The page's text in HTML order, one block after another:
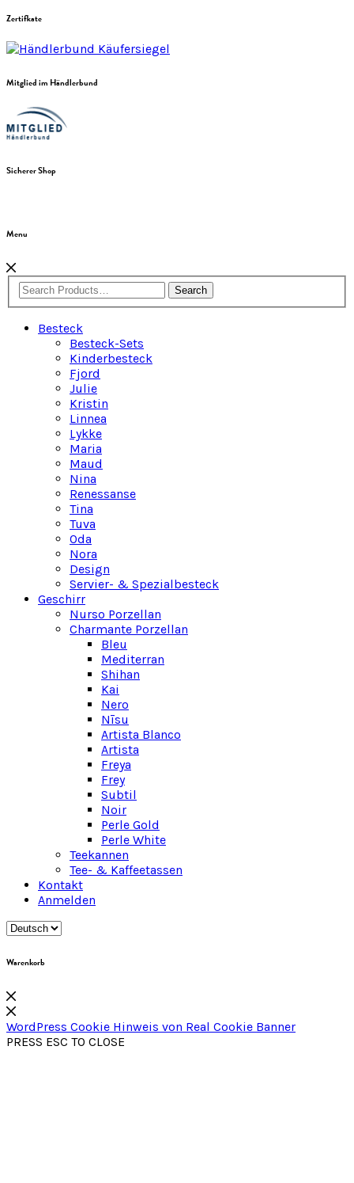
Zertifkate
Mitglied im Händlerbund
Sicherer Shop
Menu
Search
Besteck
Besteck-Sets
Kinderbesteck
Fjord
Julie
Kristin
Linnea
Lykke
Maria
Maud
Nina
Renessanse
Tina
Tuva
Oda
Nora
Design
Servier- & Spezialbesteck
Geschirr
Nurso Porzellan
Charmante Porzellan
Bleu
Mediterran
Shihan
Kai
Nero
Nīsu
Artista Blanco
Artista
Freya
Frey
Subtil
Noir
Perle Gold
Perle White
Teekannen
Tee- & Kaffeetassen
Kontakt
Anmelden
Warenkorb
WordPress Cookie Hinweis von Real Cookie Banner
PRESS ESC TO CLOSE